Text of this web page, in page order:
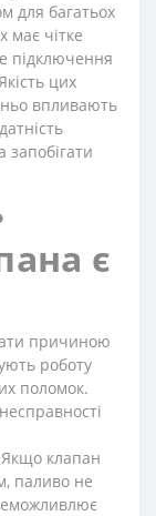
для багатьох
має чітке
підключення
цих
впливають
запобігати
є
причиною
роботу
поломок.
Якщо клапан
паливо не